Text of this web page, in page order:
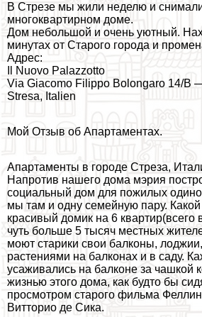
В Стрезе мы жили неделю и
многоквартирном доме.
Дом небольшой и очень уютный.
минутах от Старого города и
Адрес:
Il Nuovo Palazzotto
Via Giacomo Filippo Bolongaro 14/B
Stresa, Italien
Мой Отзыв об Апартаментах.
Апартаменты в городе Стреза,
Напротив нашего дома мэрия
социальный дом для пожилых
мы там и одну семейную пару.
красивый домик на 6 квартир(всего
чуть больше 5 тысяч местных
моют старики свои балконы,
растениями на балконах и в саду.
усаживались на балконе за чашкой
жизнью этого дома, как будто бы
просмотром старого фильма
Витторио де Сика.